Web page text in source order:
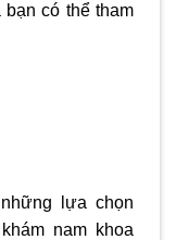
có thể tham
lựa chọn
nam khoa